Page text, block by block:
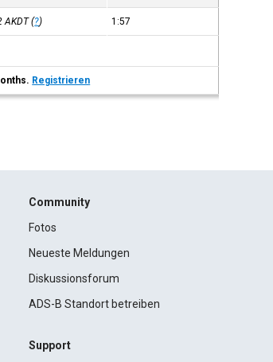
AKDT(?) 1:57
Registrieren
Community
Fotos
Neueste Meldungen
Diskussionsforum
ADS-B Standort betreiben
Support